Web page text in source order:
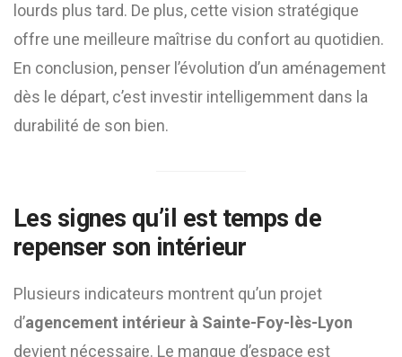
lourds plus tard. De plus, cette vision stratégique
offre une meilleure maîtrise du confort au quotidien.
En conclusion, penser l’évolution d’un aménagement
dès le départ, c’est investir intelligemment dans la
durabilité de son bien.
Les signes qu’il est temps de
repenser son intérieur
Plusieurs indicateurs montrent qu’un projet
d’agencement intérieur à Sainte-Foy-lès-Lyon
devient nécessaire. Le manque d’espace est